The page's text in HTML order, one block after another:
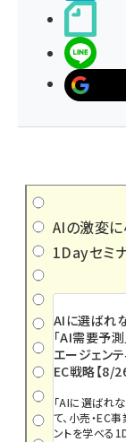
AIの激変に
1Dayセミ
AIに選ばれ
「AI需要予測
エージェン
EC戦略【8/
「AIに選ばれ
て、小売・EC
ントを学べる